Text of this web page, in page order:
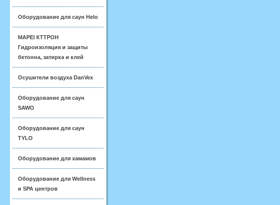
Оборудование для саун Helo
MAPEI КТТРОН
Гидроизоляция и защиты
бетонна, затирка и клей
Осушители воздуха DanVex
Оборудование для саун
SAWO
Оборудование для саун
TYLO
Оборудование для хамамов
Оборудование для Wellness
и SPA центров